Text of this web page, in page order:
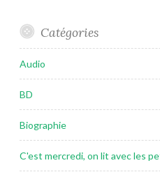
Catégories
Audio
BD
Biographie
C'est mercredi, on lit avec les